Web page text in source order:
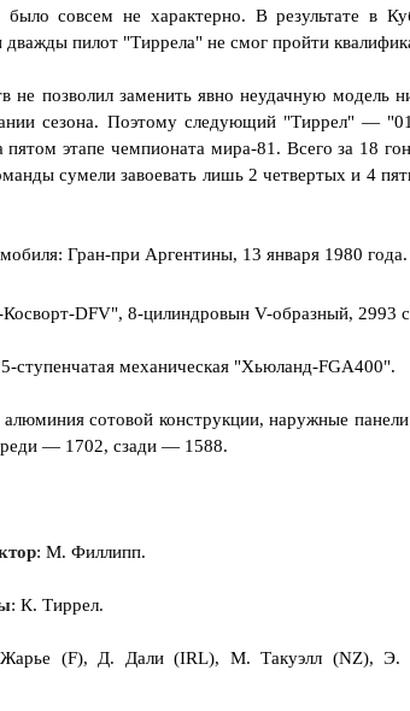
совсем не характерно. В результате в
дважды пилот "Тиррела" не смог пройти
не позволил заменить явно неудачную модель
сезона. Поэтому следующий "Тиррел" —
пятом этапе чемпионата мира-81. Всего за 18
сумели завоевать лишь 2 четвертых и 4
Гран-при Аргентины, 13 января 1980 года.
DFV", 8-цилиндровын V-образный, 2993
ступенчатая механическая "Хьюланд-FGA400".
сотовой конструкции, наружные
— 1702, сзади — 1588.
: М. Филлипп.
: К. Тиррел.
(F), Д. Дали (IRL), М. Такуэлл (NZ), Э.